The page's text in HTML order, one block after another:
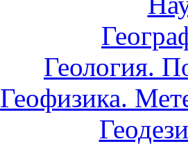
Геология.
Геофизика.